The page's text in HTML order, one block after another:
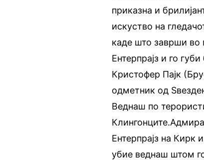
приказна и
искуство на
каде што заврши во
Ентерпрајз и го
Кристофер Пајк
одметник од
Веднаш по
Клингонците.
Ентерпрајз на Кирк
убие веднаш штом